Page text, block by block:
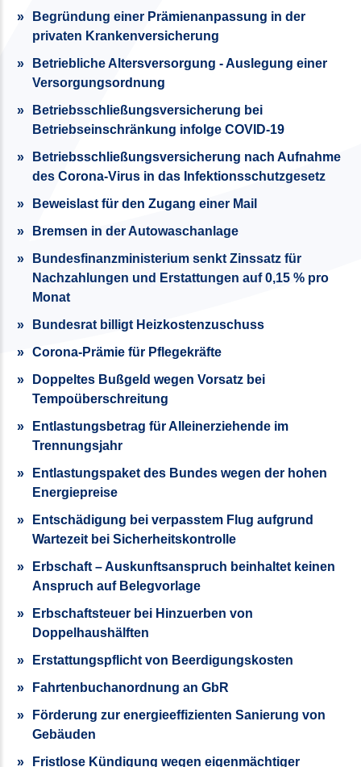
Begründung einer Prämienanpassung in der
privaten Krankenversicherung
Betriebliche Altersversorgung - Auslegung einer
Versorgungsordnung
Betriebsschließungsversicherung bei
Betriebseinschränkung infolge COVID-19
Betriebs­schlie­ßungs­versicherung nach Aufnahme
des Corona-Virus in das Infektionsschutzgesetz
Beweislast für den Zugang einer Mail
Bremsen in der Autowaschanlage
Bundesfinanzministerium senkt Zinssatz für
Nachzahlungen und Erstattungen auf 0,15 % pro
Monat
Bundesrat billigt Heizkostenzuschuss
Corona-Prämie für Pflegekräfte
Doppeltes Bußgeld wegen Vorsatz bei
Tempoüberschreitung
Entlastungsbetrag für Alleinerziehende im
Trennungsjahr
Entlastungspaket des Bundes wegen der hohen
Energiepreise
Entschädigung bei verpasstem Flug aufgrund
Wartezeit bei Sicherheitskontrolle
Erbschaft – Auskunftsanspruch beinhaltet keinen
Anspruch auf Belegvorlage
Erbschaftsteuer bei Hinzuerben von
Doppelhaushälften
Erstattungspflicht von Beerdigungskosten
Fahrtenbuchanordnung an GbR
Förderung zur energieeffizienten Sanierung von
Gebäuden
Fristlose Kündigung wegen eigenmächtiger